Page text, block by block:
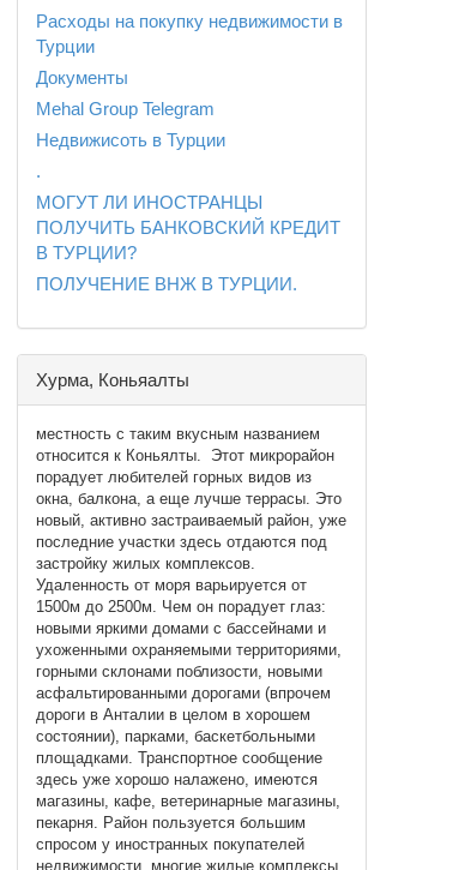
Расходы на покупку недвижимости в
Турции
Документы
Mehal Group Telegram
Недвижисоть в Турции
.
МОГУТ ЛИ ИНОСТРАНЦЫ
ПОЛУЧИТЬ БАНКОВСКИЙ КРЕДИТ
В ТУРЦИИ?
ПОЛУЧЕНИЕ ВНЖ В ТУРЦИИ.
Хурма, Коньяалты
местность с таким вкусным названием
относится к Коньялты. Этот микрорайон
порадует любителей горных видов из
окна, балкона, а еще лучше террасы. Это
новый, активно застраиваемый район, уже
последние участки здесь отдаются под
застройку жилых комплексов.
Удаленность от моря варьируется от
1500м до 2500м. Чем он порадует глаз:
новыми яркими домами с бассейнами и
ухоженными охраняемыми территориями,
горными склонами поблизости, новыми
асфальтированными дорогами (впрочем
дороги в Анталии в целом в хорошем
состоянии), парками, баскетбольными
площадками. Транспортное сообщение
здесь уже хорошо налажено, имеются
магазины, кафе, ветеринарные магазины,
пекарня. Район пользуется большим
спросом у иностранных покупателей
недвижимости, многие жилые комплексы